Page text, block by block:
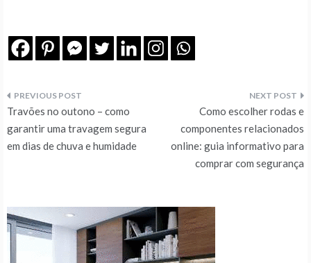
Navegação
de
Travões no outono – como
garantir uma travagem segura
em dias de chuva e humidade
Como escolher rodas e
componentes relacionados
online: guia informativo para
comprar com segurança